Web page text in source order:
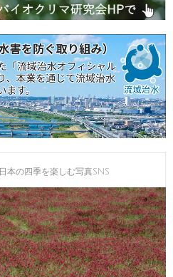
日本の四季を楽しむ写真SNS